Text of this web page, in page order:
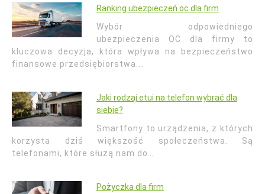
Ranking ubezpieczeń oc dla firm
Wybór odpowiedniego
ubezpieczenia OC dla firmy to
kluczowa decyzja, która wpływa na bezpieczeństwo
finansowe przedsiębiorstwa.…
Jaki rodzaj etui na telefon wybrać dla
siebie?
Smartfony to urządzenia, z których
korzysta dziś większość społeczeństwa. Są
telefonami, które służą nam do…
Pożyczka dla firm